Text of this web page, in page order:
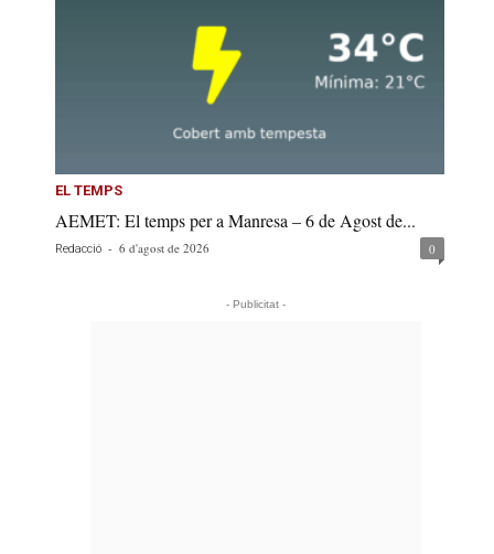
EL TEMPS
AEMET: El temps per a Manresa – 6 de Agost de...
Redacció - 6 d'agost de 2026 0
- Publicitat -